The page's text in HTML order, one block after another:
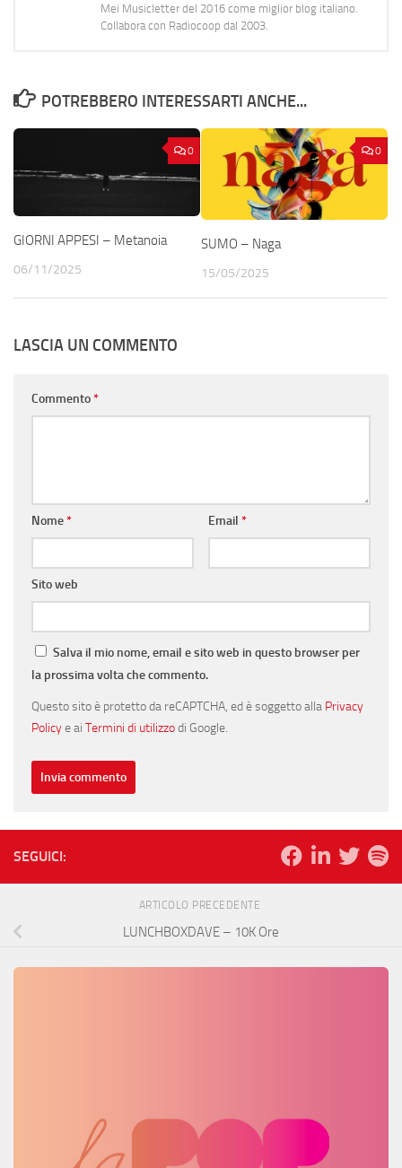
Mei Musicletter del 2016 come miglior blog italiano.
Collabora con Radiocoop dal 2003.
POTREBBERO INTERESSARTI ANCHE...
0
GIORNI APPESI – Metanoia
06/11/2025
0
SUMO – Naga
15/05/2025
LASCIA UN COMMENTO
Commento*
Nome* Email *
Sito web
Salva il mio nome, email e sito web in questo browser per
la prossima volta che commento.
Questo sito è protetto da reCAPTCHA, ed è soggetto alla Privacy
Policye ai Termini di utilizzodi Google.
SEGUICI:
ARTICOLO PRECEDENTE
LUNCHBOXDAVE – 10K Ore